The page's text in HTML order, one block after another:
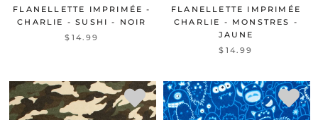
FLANELLETTE IMPRIMÉE -
CHARLIE - SUSHI - NOIR
$14.99
FLANELLETTE IMPRIMÉE
CHARLIE - MONSTRES -
JAUNE
$14.99